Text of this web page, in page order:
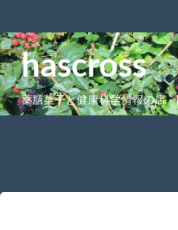
hascross
薬膳菓子と健康科学情報の店